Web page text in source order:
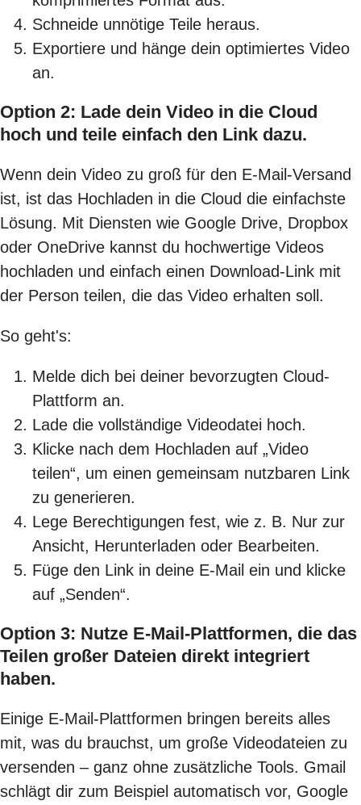
Schneide unnötige Teile heraus.
Exportiere und hänge dein optimiertes Video
an.
Option 2: Lade dein Video in die Cloud
hoch und teile einfach den Link dazu.
Wenn dein Video zu groß für den E-Mail-Versand
ist, ist das Hochladen in die Cloud die einfachste
Lösung. Mit Diensten wie Google Drive, Dropbox
oder OneDrive kannst du hochwertige Videos
hochladen und einfach einen Download-Link mit
der Person teilen, die das Video erhalten soll.
So geht's:
Melde dich bei deiner bevorzugten Cloud-
Plattform an.
Lade die vollständige Videodatei hoch.
Klicke nach dem Hochladen auf „Video
teilen“, um einen gemeinsam nutzbaren Link
zu generieren.
Lege Berechtigungen fest, wie z. B. Nur zur
Ansicht, Herunterladen oder Bearbeiten.
Füge den Link in deine E-Mail ein und klicke
auf „Senden“.
Option 3: Nutze E-Mail-Plattformen, die das
Teilen großer Dateien direkt integriert
haben.
Einige E-Mail-Plattformen bringen bereits alles
mit, was du brauchst, um große Videodateien zu
versenden – ganz ohne zusätzliche Tools. Gmail
schlägt dir zum Beispiel automatisch vor, Google